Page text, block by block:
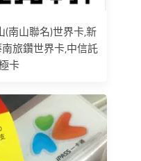
(南山聯名)世界卡,新
旅鑽世界卡,中信託
卡